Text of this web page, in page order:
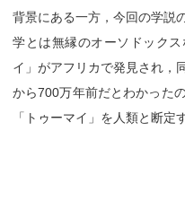
背景にある一方，今回の学説
学とは無縁のオーソドック
イ」がアフリカで発見され，
から700万年前だとわかった
「トゥーマイ」を人類と断定